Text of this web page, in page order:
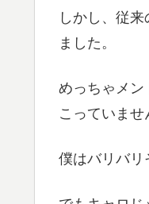
しかし、従
ました。
めっちゃメン
こっていませ
僕はバリバリ